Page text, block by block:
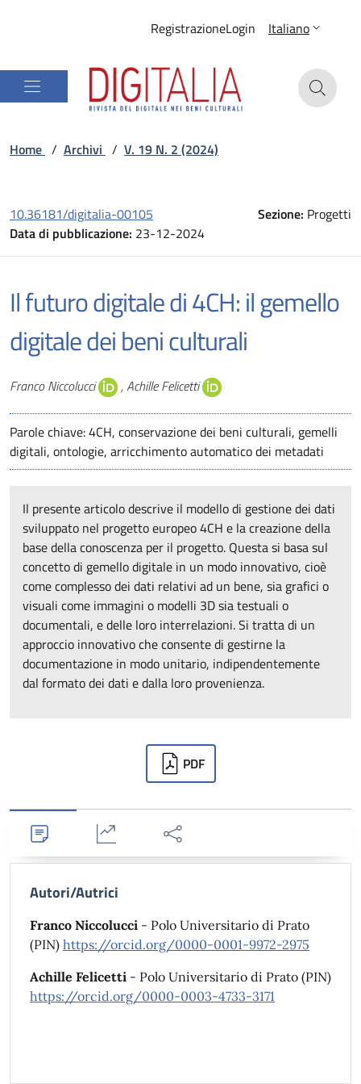
RegistrazioneLogin Italiano
Home / Archivi / V. 19 N. 2 (2024)
10.36181/digitalia-00105 Sezione: Progetti
Data di pubblicazione: 23-12-2024
Il futuro digitale di 4CH: il gemello
digitale dei beni culturali
Autori
Franco Niccolucci , Achille Felicetti
Parole chiave: 4CH, conservazione dei beni culturali, gemelli
digitali, ontologie, arricchimento automatico dei metadati
Il presente articolo descrive il modello di gestione dei dati
sviluppato nel progetto europeo 4CH e la creazione della
base della conoscenza per il progetto. Questa si basa sul
concetto di gemello digitale in un modo innovativo, cioè
come complesso dei dati relativi ad un bene, sia grafici o
visuali come immagini o modelli 3D sia testuali o
documentali, e delle loro interrelazioni. Si tratta di un
approccio innovativo che consente di gestirne la
documentazione in modo unitario, indipendentemente
dal formato dei dati e dalla loro provenienza.
PDF
Dettagli Statistiche Condividi
Autori/Autrici
Franco Niccolucci - Polo Universitario di Prato
(PIN) https://orcid.org/0000-0001-9972-2975
Achille Felicetti - Polo Universitario di Prato (PIN)
https://orcid.org/0000-0003-4733-3171